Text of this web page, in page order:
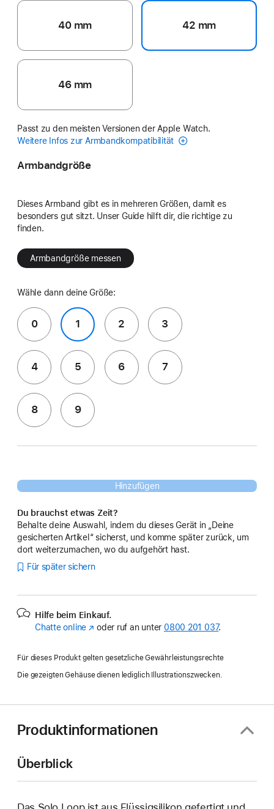
40 mm 42 mm
46 mm
Passt zu den meisten Versionen der Apple Watch.
Weitere Infos zur Armbandkompatibilität
Armbandgröße
Dieses Armband gibt es in mehreren Größen, damit es
besonders gut sitzt. Unser Guide hilft dir, die richtige zu
finden.
Armbandgröße messen
Wähle dann deine Größe:
0 1 2 3
4 5 6 7
8 9
Hinzufügen
Du brauchst etwas Zeit?
Behalte deine Auswahl, indem du dieses Gerät in „Deine
gesicherten Artikel“ sicherst, und komme später zurück, um
dort weiterzumachen, wo du aufgehört hast.
Für später sichern
Hilfe beim Einkauf.
Chatte online (Öffnet
Fenster)
oder ruf an unter 0800 201 037.
Für dieses Produkt gelten gesetzliche Gewährleistungsrechte
Die gezeigten Gehäuse dienen lediglich Illustrationszwecken.
Produktinformationen
Überblick